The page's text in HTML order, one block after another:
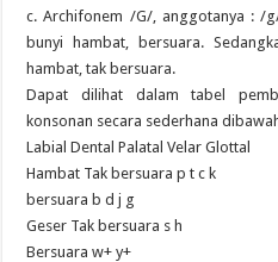
c. Archifonem /G/, anggotanya : /
bunyi hambat, bersuara.
hambat, tak bersuara.
Dapat dilihat dalam tabel
konsonan secara sederhana
Labial Dental Palatal Velar Glottal
Hambat Tak bersuara p t c k
bersuara b d j g
Geser Tak bersuara s h
Bersuara w+ y+